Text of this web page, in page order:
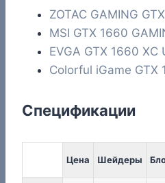
ZOTAC GAMING
MSI GTX 1660
EVGA GTX 1660 XC
Colorful iGame GTX
Спецификации
Цена Шейдеры